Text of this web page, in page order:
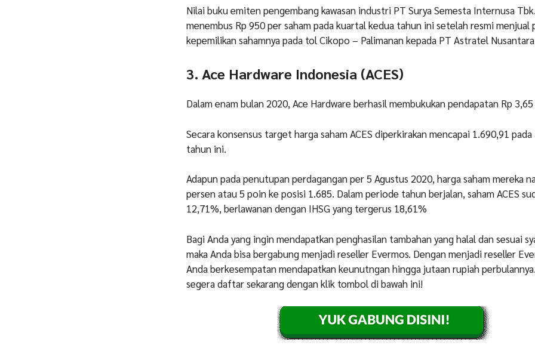
Nilai buku emiten pengembang kawasan industri PT Surya Semesta Internusa
menembus Rp 950 per saham pada kuartal kedua tahun ini setelah resmi menjual
kepemilikan sahamnya pada tol Cikopo – Palimanan kepada PT Astratel
3. Ace Hardware Indonesia (ACES)
Dalam enam bulan 2020, Ace Hardware berhasil membukukan pendapatan Rp
Secara konsensus target harga saham ACES diperkirakan mencapai 1.690,91
tahun ini.
Adapun pada penutupan perdagangan per 5 Agustus 2020, harga saham mereka
persen atau 5 poin ke posisi 1.685. Dalam periode tahun berjalan, saham ACES
12,71%, berlawanan dengan IHSG yang tergerus 18,61%
Bagi Anda yang ingin mendapatkan penghasilan tambahan yang halal dan sesuai
maka Anda bisa bergabung menjadi reseller Evermos. Dengan menjadi reseller
Anda berkesempatan mendapatkan keunutngan hingga jutaan rupiah
segera daftar sekarang dengan klik tombol di bawah ini!